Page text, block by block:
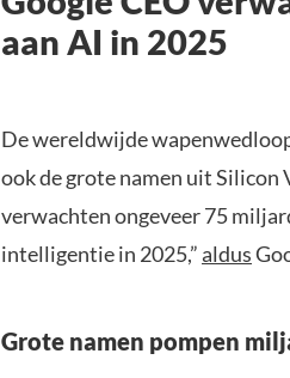
aan AI in 2025
De wereldwijde
ook de grote namen uit Silicon
verwachten ongeveer 75
intelligentie in 2025,”aldus
Grote namen pompen